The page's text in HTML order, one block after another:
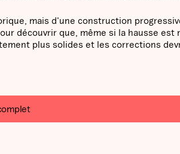
mais d'une construction
découvrir que, même si la hausse est
plus solides et les corrections